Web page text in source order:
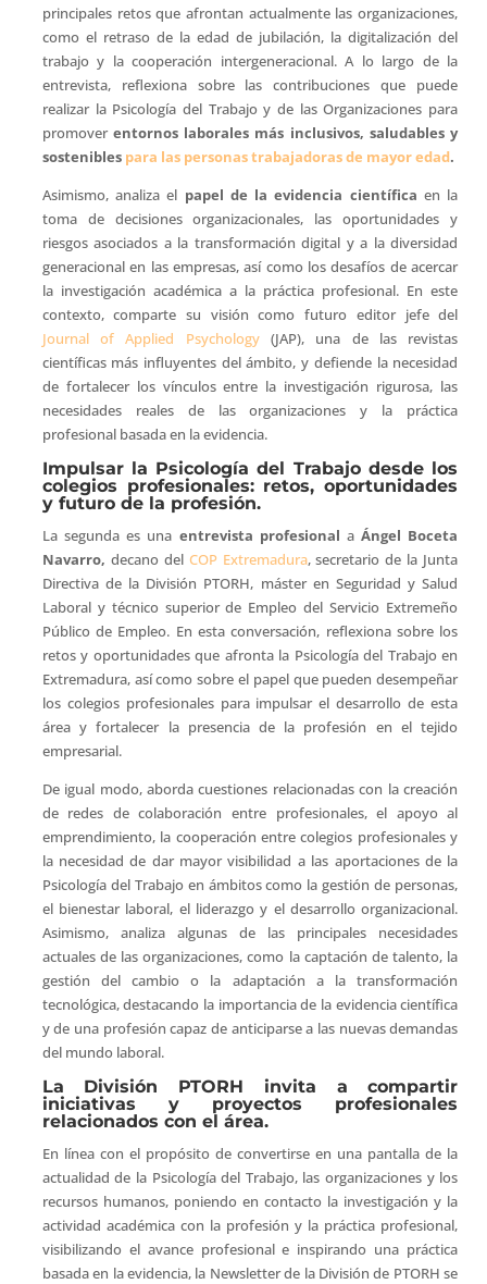
principales retos que afrontan actualmente las organizaciones,
como el retraso de la edad de jubilación, la digitalización del
trabajo y la cooperación intergeneracional. A lo largo de la
entrevista, reflexiona sobre las contribuciones que puede
realizar la Psicología del Trabajo y de las Organizaciones para
promoverentornos laborales más inclusivos, saludables y
sosteniblespara las personas trabajadoras de mayor edad.
Asimismo, analiza el papel de la evidencia científica en la
toma de decisiones organizacionales, las oportunidades y
riesgos asociados a la transformación digital y a la diversidad
generacional en las empresas, así como los desafíos de acercar
la investigación académica a la práctica profesional. En este
contexto, comparte su visión como futuro editor jefe del
Journal of Applied Psychology(JAP), una de las revistas
científicas más influyentes del ámbito, y defiende la necesidad
de fortalecer los vínculos entre la investigación rigurosa, las
necesidades reales de las organizaciones y la práctica
profesional basada en la evidencia.
Impulsar la Psicología del Trabajo desde los
colegios profesionales: retos, oportunidades
y futuro de la profesión.
La segunda es una entrevista profesional aÁngel Boceta
Navarro, decano del COP Extremadura, secretario de la Junta
Directiva de la División PTORH, máster en Seguridad y Salud
Laboral y técnico superior de Empleo del Servicio Extremeño
Público de Empleo. En esta conversación, reflexiona sobre los
retos y oportunidades que afronta la Psicología del Trabajo en
Extremadura, así como sobre el papel que pueden desempeñar
los colegios profesionales para impulsar el desarrollo de esta
área y fortalecer la presencia de la profesión en el tejido
empresarial.
De igual modo, aborda cuestiones relacionadas con la creación
de redes de colaboración entre profesionales, el apoyo al
emprendimiento, la cooperación entre colegios profesionales y
la necesidad de dar mayor visibilidad a las aportaciones de la
Psicología del Trabajo en ámbitos como la gestión de personas,
el bienestar laboral, el liderazgo y el desarrollo organizacional.
Asimismo, analiza algunas de las principales necesidades
actuales de las organizaciones, como la captación de talento, la
gestión del cambio o la adaptación a la transformación
tecnológica, destacando la importancia de la evidencia científica
y de una profesión capaz de anticiparse a las nuevas demandas
del mundo laboral.
La División PTORH invita a compartir
iniciativas y proyectos profesionales
relacionados con el área.
En línea con el propósito de convertirse en una pantalla de la
actualidad de la Psicología del Trabajo, las organizaciones y los
recursos humanos, poniendo en contacto la investigación y la
actividad académica con la profesión y la práctica profesional,
visibilizando el avance profesional e inspirando una práctica
basada en la evidencia, la Newsletter de la División de PTORH se